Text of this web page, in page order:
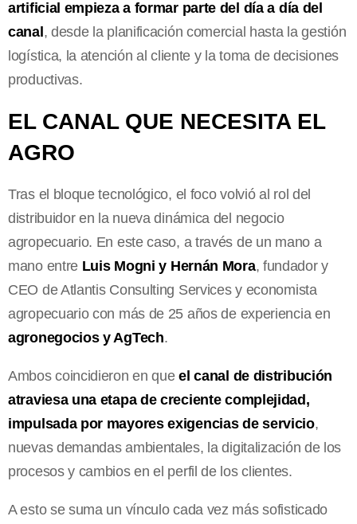
artificial empieza a formar parte del día a día del
canal, desde la planificación comercial hasta la gestión
logística, la atención al cliente y la toma de decisiones
productivas.
EL CANAL QUE NECESITA EL
AGRO
Tras el bloque tecnológico, el foco volvió al rol del
distribuidor en la nueva dinámica del negocio
agropecuario. En este caso, a través de un mano a
mano entre Luis Mogni y Hernán Mora, fundador y
CEO de Atlantis Consulting Services y economista
agropecuario con más de 25 años de experiencia en
agronegocios y AgTech.
Ambos coincidieron en queel canal de distribución
atraviesa una etapa de creciente complejidad,
impulsada por mayores exigencias de servicio,
nuevas demandas ambientales, la digitalización de los
procesos y cambios en el perfil de los clientes.
A esto se suma un vínculo cada vez más sofisticado